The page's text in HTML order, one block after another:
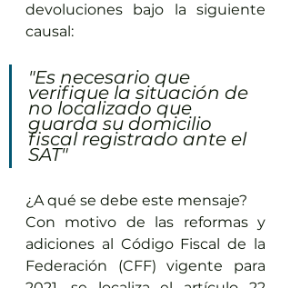
devoluciones bajo la siguiente
causal:
"Es necesario que
verifique la situación de
no localizado que
guarda su domicilio
fiscal registrado ante el
SAT"
¿A qué se debe este mensaje?
Con motivo de las reformas y
adiciones al Código Fiscal de la
Federación (CFF) vigente para